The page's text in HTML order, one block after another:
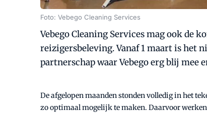
Foto: Vebego Cleaning Services
Vebego Cleaning Services mag ook de
reizigersbeleving. Vanaf 1 maart is het
partnerschap waar Vebego erg blij mee
De afgelopen maanden stonden volledig in het
zo optimaal mogelijk te maken. Daarvoor werken